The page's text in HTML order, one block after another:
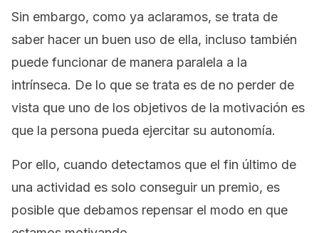
Sin embargo, como ya aclaramos, se trata de
saber hacer un buen uso de ella, incluso también
puede funcionar de manera paralela a la
intrínseca. De lo que se trata es de no perder de
vista que uno de los objetivos de la motivación es
que la persona pueda ejercitar su autonomía.
Por ello, cuando detectamos que el fin último de
una actividad es solo conseguir un premio, es
posible que debamos repensar el modo en que